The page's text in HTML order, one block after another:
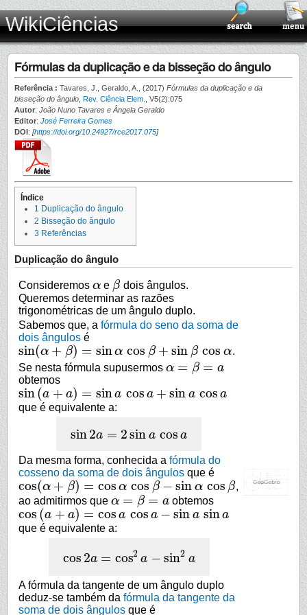
WikiCiências
Fórmulas da duplicação e da bisseção do ângulo
Referência : Tavares, J., Geraldo, A., (2017) Fórmulas da duplicação e da
bisseção do ângulo Rev. Ciência Elem.
, V5(2):075
Autor: João Nuno Tavares e Ângela Geraldo
Editor: José Ferreira Gomes
DOI: [https://doi.org/10.24927/rce2017.075]
Índice
1 Duplicação do ângulo
2 Bisseção do ângulo
3 Referências
Duplicação do ângulo
Consideremos α
α e β
βdois ângulos.
Queremos determinar as razões
trigonométricas de um ângulo duplo.
Sabemos que, a fórmula do seno da soma de
dois ângulos é
sin(α + β) = sinα cos β + sin β cos α
sin(α+ β)= sin αcosβ+sinβcosα
.
Se nesta fórmula supusermos α = β = a
α= β= a
obtemos
sin(a + a) = sina cos a + sin a cos a
sin( a+a)= sin acosa+sinacosa
que é equivalente a:
sin2a = 2sin a cos a
sin2a= 2sina cosa
Da mesma forma, conhecida a fórmula do
cosseno da soma de dois ângulos que é
cos(α + β) = cos α cos β − sin α cos β
cos(α+ β)= cos αcosβ−sinαcosβ
,
ao admitirmos que α = β = a
α= β= a obtemos
cos (a + a) = cos a cos a − sin a sina
cos( a+ a)= cos acosa−sinasina
que é equivalente a:
cos 2a = cos2 a − sin2 a
cos2a=cos2 a− sin2a
A fórmula da tangente de um ângulo duplo
deduz-se também da fórmula da tangente da
soma de dois ângulos que é